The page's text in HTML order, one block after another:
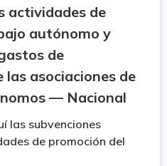
actividades de
autónomo y
de
asociaciones de
— Nacional
las subvenciones
de promoción del